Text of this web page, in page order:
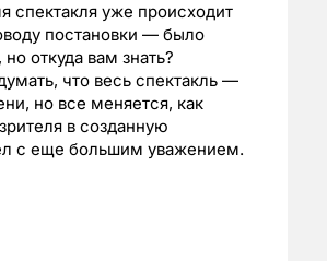
спектакля уже происходит
постановки — было
откуда вам знать?
что весь спектакль —
но все меняется, как
в созданную
с еще большим уважением.